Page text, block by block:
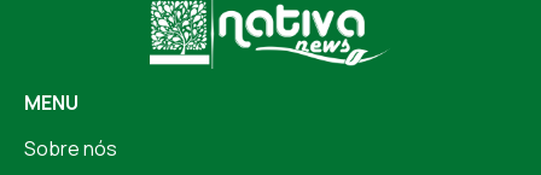
MENU
Sobre nós